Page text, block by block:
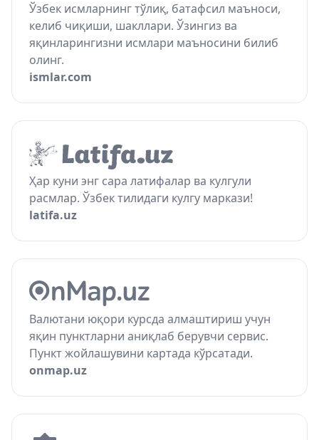
Ўзбек исмларнинг тўлиқ, батафсил маъноси,
келиб чиқиши, шакллари. Ўзингиз ва
яқинларингизни исмлари маъносини билиб
олинг.
ismlar.com
Ҳар куни энг сара латифалар ва кулгули
расмлар. Ўзбек тилидаги кулгу маркази!
latifa.uz
Валютани юқори курсда алмаштириш учун
яқин пунктларни аниқлаб берувчи сервис.
Пункт жойлашувини картада кўрсатади.
onmap.uz